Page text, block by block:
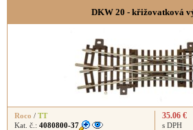
DKW 20 - křižovatková
Roco / TT
Kat. č.: 4080800-37
35.06 €
s DPH